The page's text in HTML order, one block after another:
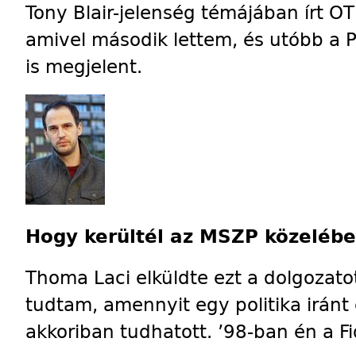
Tony Blair-jelenség témájában írt
amivel második lettem, és utóbb a
is megjelent.
Hogy kerültél az MSZP
Thoma Laci elküldte ezt a
tudtam, amennyit egy politika iránt
akkoriban tudhatott. ’98-ban én a